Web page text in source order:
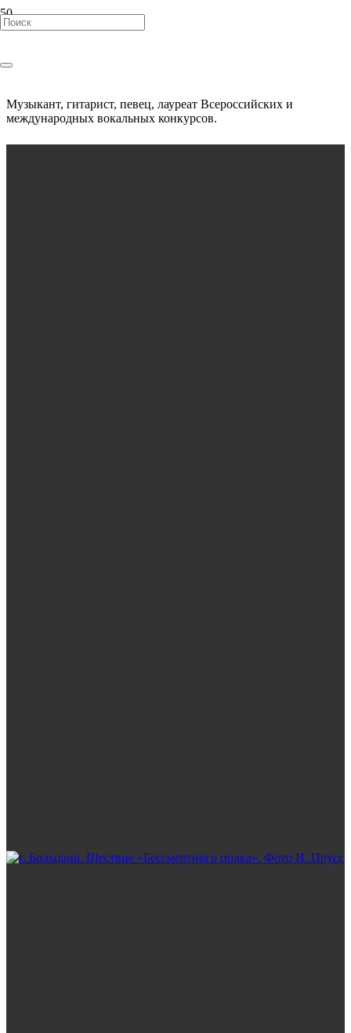
Михаил Краснов
Музыкант, гитарист, певец, лауреат Всероссийских и
международных вокальных конкурсов.